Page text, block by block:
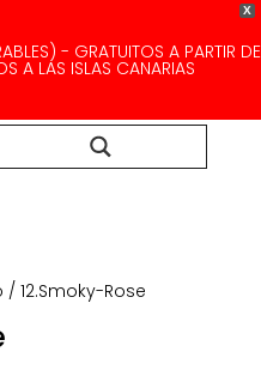
X
- GRATUITOS A PARTIR DE
A LAS ISLAS CANARIAS
12.Smoky-Rose